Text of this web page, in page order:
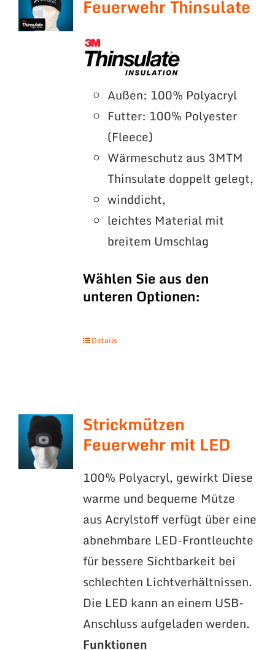
Feuerwehr Thinsulate
Außen: 100% Polyacryl
Futter: 100% Polyester
(Fleece)
Wärmeschutz aus 3MTM
Thinsulate doppelt gelegt,
winddicht,
leichtes Material mit
breitem Umschlag
Wählen Sie aus den
unteren Optionen:
Details
Strickmützen
Feuerwehr mit LED
100% Polyacryl, gewirkt Diese
warme und bequeme Mütze
aus Acrylstoff verfügt über eine
abnehmbare LED-Frontleuchte
für bessere Sichtbarkeit bei
schlechten Lichtverhältnissen.
Die LED kann an einem USB-
Anschluss aufgeladen werden.
Funktionen